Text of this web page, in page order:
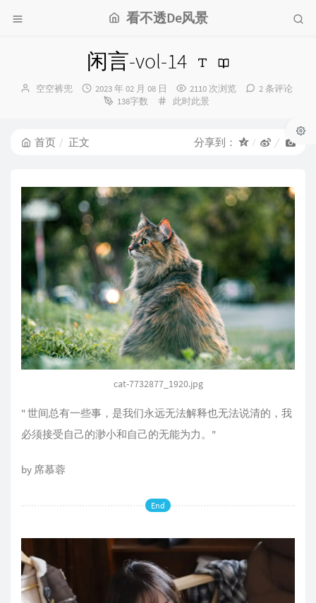
看不透De风景
闲言-vol-14
博
空空裤兜
发
2023 年 02 月 08 日 2110 次浏览
2 条评论
138字数
分
此时此景
首页 正文 分享到：
cat-7732877_1920.jpg
" 世间总有一些事，是我们永远无法解释也无法说清的，我
必须接受自己的渺小和自己的无能为力。"
by 席慕蓉
End